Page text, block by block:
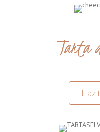
Tarta
Haz